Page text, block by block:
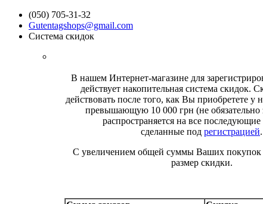
(050) 705-31-32
Gutentagshops@gmail.com
Система скидок
В нашем Интернет-магазине для
действует накопительная система скидок.
действовать после того, как Вы приобретете у
превышающую 10 000 грн (не обязательно
распространяется на все
сделанные под регистрацией.
С увеличением общей суммы Ваших покупок
размер скидки.